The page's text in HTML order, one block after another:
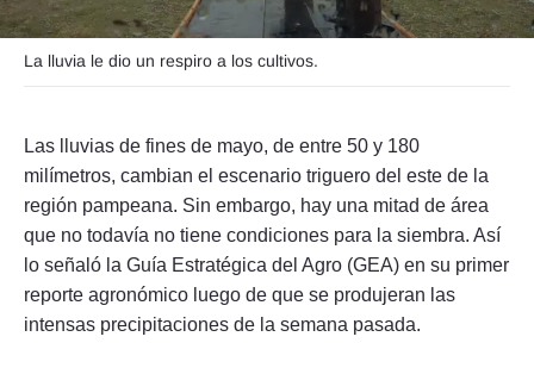
Seguinos
La lluvia le dio un respiro a los cultivos.
Las lluvias de fines de mayo, de entre 50 y 180
milímetros, cambian el escenario triguero del este de la
región pampeana. Sin embargo, hay una mitad de área
que no todavía no tiene condiciones para la siembra. Así
lo señaló la Guía Estratégica del Agro (GEA) en su primer
reporte agronómico luego de que se produjeran las
intensas precipitaciones de la semana pasada.